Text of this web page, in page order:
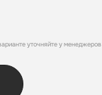
уточняйте у менеджеров